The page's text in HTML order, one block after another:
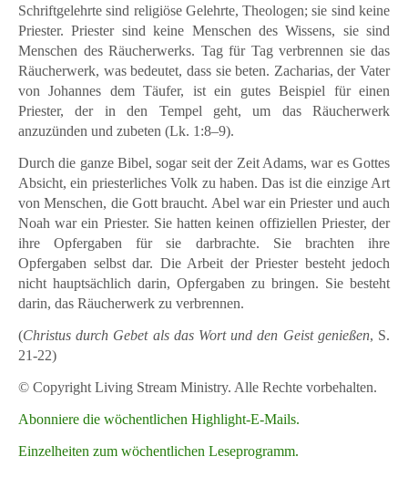
Schriftgelehrte sind religiöse Gelehrte, Theologen; sie sind keine
Priester. Priester sind keine Menschen des Wissens, sie sind
Menschen des Räucherwerks. Tag für Tag verbrennen sie das
Räucherwerk, was bedeutet, dass sie beten. Zacharias, der Vater
von Johannes dem Täufer, ist ein gutes Beispiel für einen
Priester, der in den Tempel geht, um das Räucherwerk
anzuzünden und zubeten (Lk. 1:8–9).
Durch die ganze Bibel, sogar seit der Zeit Adams, war es Gottes
Absicht, ein priesterliches Volk zu haben. Das ist die einzige Art
von Menschen, die Gott braucht. Abel war ein Priester und auch
Noah war ein Priester. Sie hatten keinen offiziellen Priester, der
ihre Opfergaben für sie darbrachte. Sie brachten ihre
Opfergaben selbst dar. Die Arbeit der Priester besteht jedoch
nicht hauptsächlich darin, Opfergaben zu bringen. Sie besteht
darin, das Räucherwerk zu verbrennen.
(Christus durch Gebet als das Wort und den Geist genießen, S.
21-22)
© Copyright Living Stream Ministry. Alle Rechte vorbehalten.
Abonniere die wöchentlichen Highlight-E-Mails.
Einzelheiten zum wöchentlichen Leseprogramm.